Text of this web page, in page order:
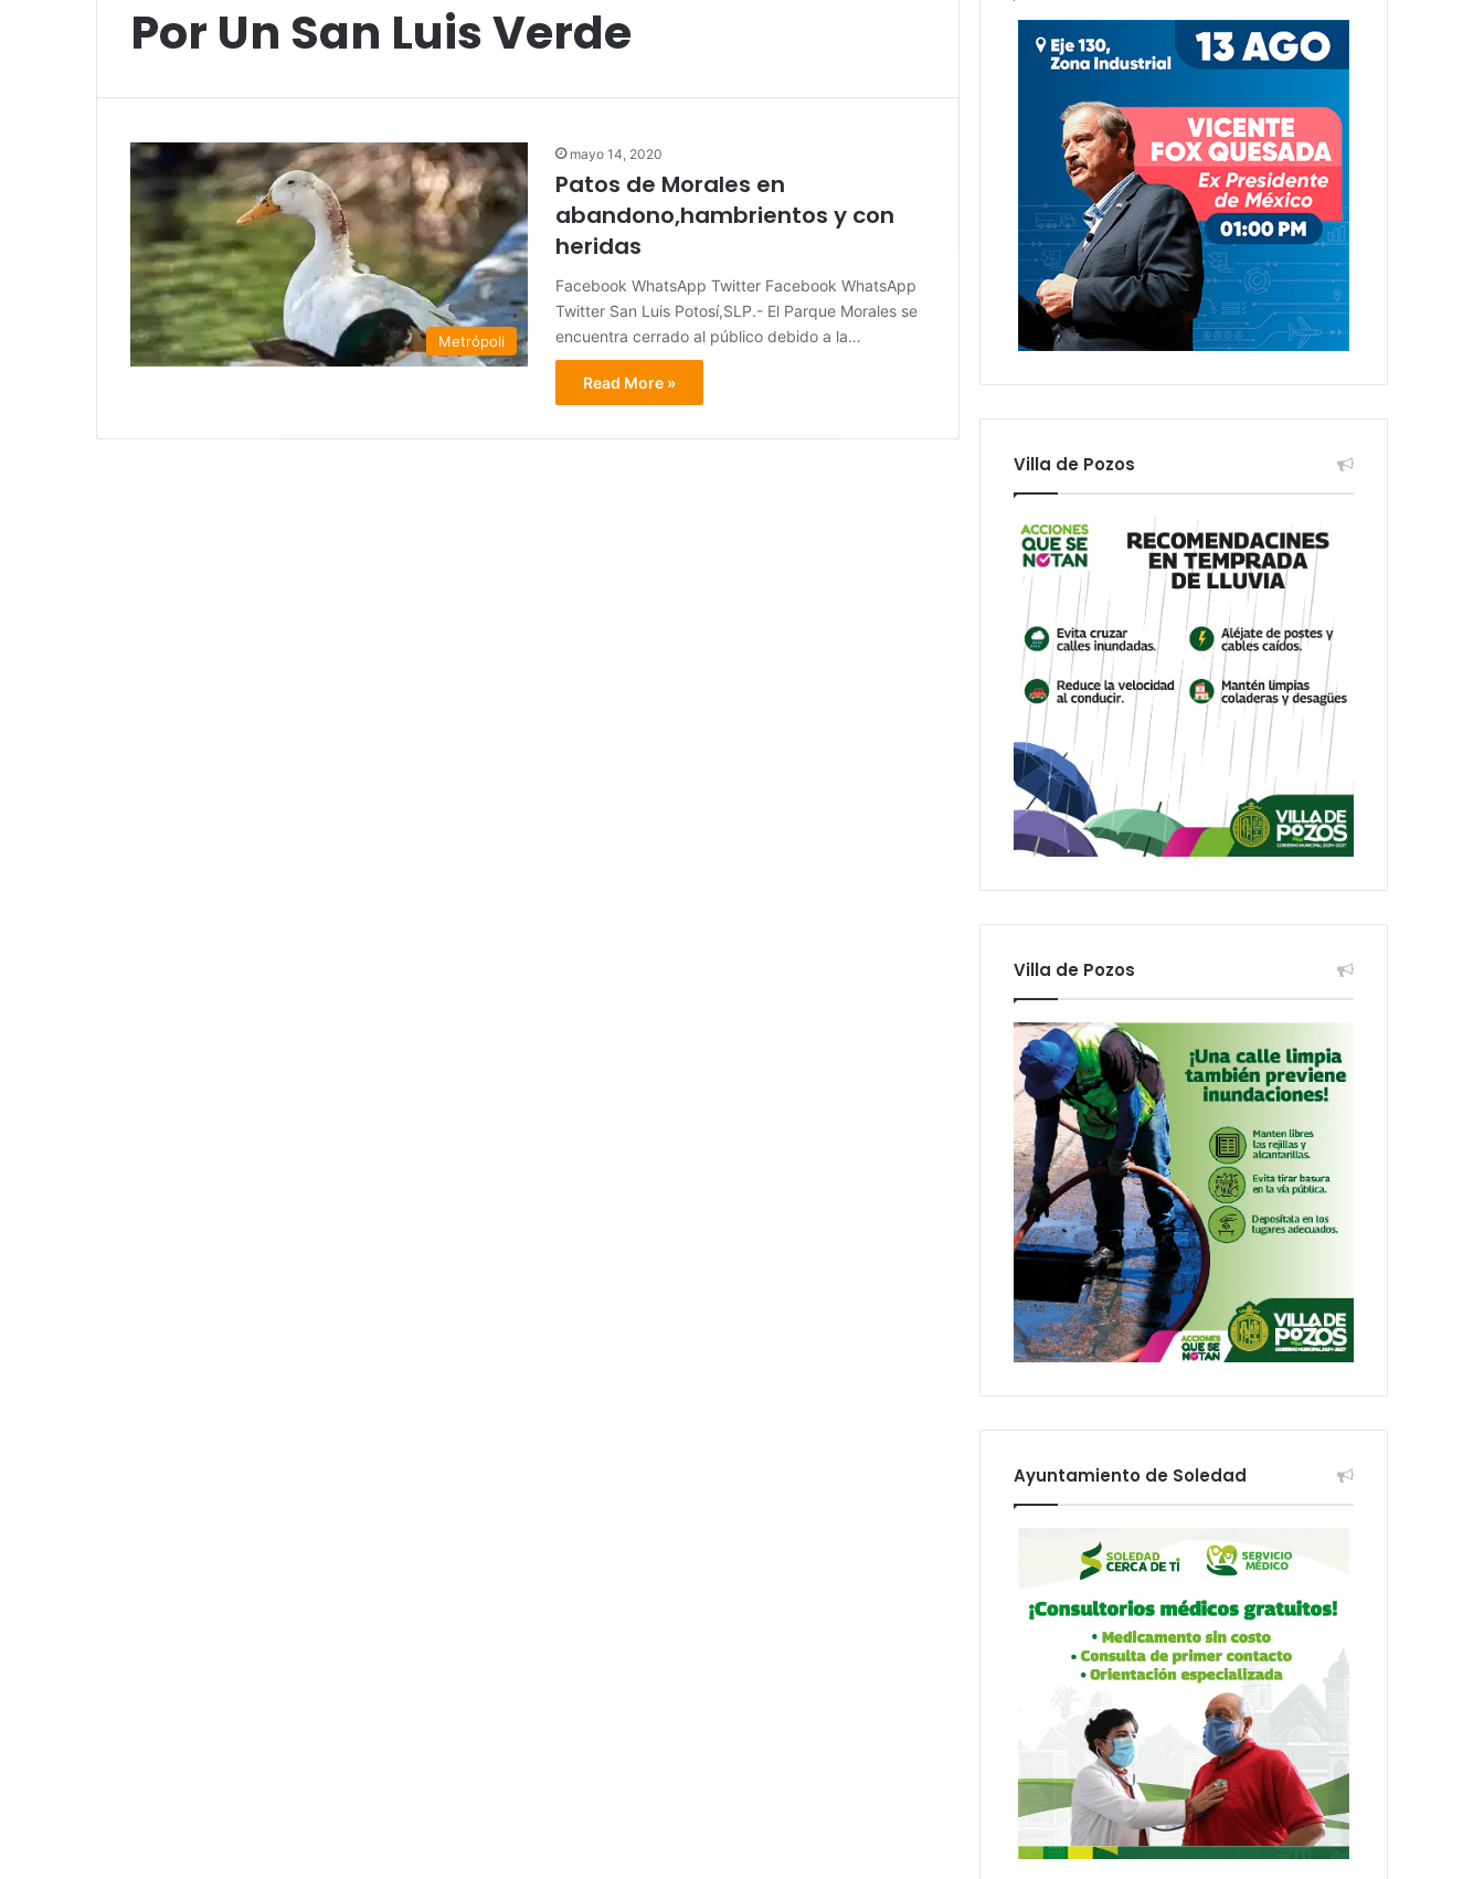
Por Un San Luis Verde
Metrópoli
mayo 14, 2020
Patos de Morales en
abandono,hambrientos y con
heridas
Facebook WhatsApp Twitter Facebook WhatsApp
Twitter San Luis Potosí,SLP.- El Parque Morales se
encuentra cerrado al público debido a la…
Read More »
Villa de Pozos
Villa de Pozos
Ayuntamiento de Soledad